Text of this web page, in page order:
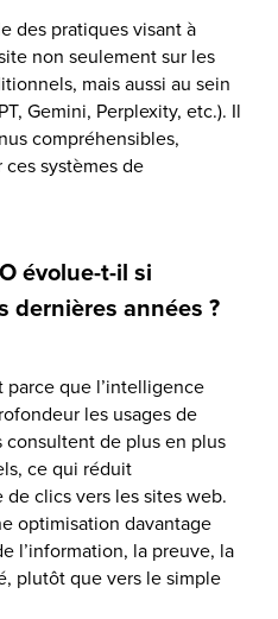
des pratiques visant à
non seulement sur les
mais aussi au sein
Gemini, Perplexity, etc.). Il
compréhensibles,
systèmes de
évolue-t-il si
dernières années ?
parce que l’intelligence
les usages de
de plus en plus
ce qui réduit
clics vers les sites web.
optimisation davantage
l’information, la preuve, la
plutôt que vers le simple